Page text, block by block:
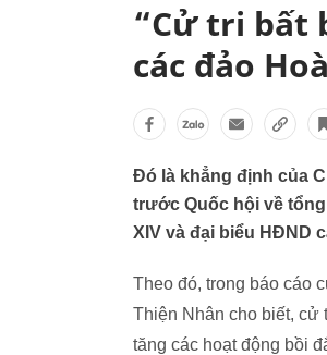
“Cử tri bất
các đảo
Đó là khẳng định của
trước Quốc hội về
XIV và đại biểu HĐND
Theo đó, trong báo cáo
Thiện Nhân cho biết, cử
tăng các hoạt động bồi